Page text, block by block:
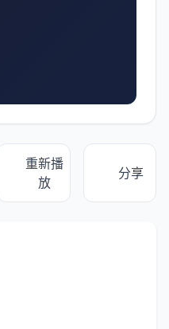
重新播
放
分享